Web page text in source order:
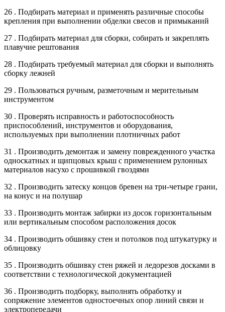
26 . Подбирать материал и применять различные способы
крепления при выполнении обделки свесов и примыканий
27 . Подбирать материал для сборки, собирать и закреплять
плавучие рештования
28 . Подбирать требуемый материал для сборки и выполнять
сборку лежней
29 . Пользоваться ручным, разметочным и мерительным
инструментом
30 . Проверять исправность и работоспособность
приспособлений, инструментов и оборудования,
используемых при выполнении плотничных работ
31 . Производить демонтаж и замену поврежденного участка
односкатных и щипцовых крыш с применением рулонных
материалов насухо с прошивкой гвоздями
32 . Производить затеску концов бревен на три-четыре грани,
на конус и на полушар
33 . Производить монтаж забирки из досок горизонтальным
или вертикальным способом расположения досок
34 . Производить обшивку стен и потолков под штукатурку и
облицовку
35 . Производить обшивку стен ряжей и ледорезов досками в
соответствии с технологической документацией
36 . Производить подборку, выполнять обработку и
сопряжение элементов одностоечных опор линий связи и
электропередачи